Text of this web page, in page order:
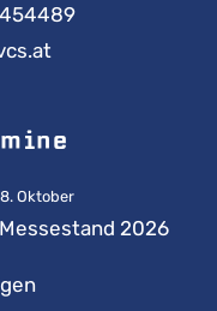
Oktober
2026